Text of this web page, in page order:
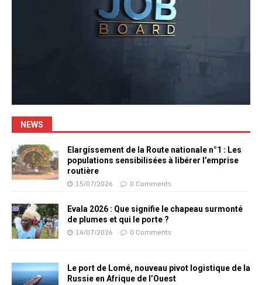
NEWS
Elargissement de la Route nationale n°1 : Les
populations sensibilisées à libérer l’emprise
routière
15/07/2026 0 Comments
Evala 2026 : Que signifie le chapeau surmonté
de plumes et qui le porte ?
14/07/2026 0 Comments
Le port de Lomé, nouveau pivot logistique de la
Russie en Afrique de l’Ouest